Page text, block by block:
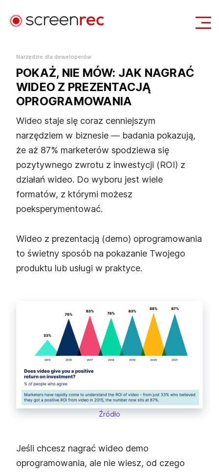
Zaloguj się Pobierz Za Darmo
Narzędzie dla deweloperów
POKAŻ, NIE MÓW: JAK NAGRAĆ
WIDEO Z PREZENTACJĄ
OPROGRAMOWANIA
Wideo staje się coraz cenniejszym
narzędziem w biznesie — badania pokazują,
że aż 87% marketerów spodziewa się
pozytywnego zwrotu z inwestycji (ROI) z
działań wideo. Do wyboru jest wiele
formatów, z którymi możesz
poeksperymentować.
Wideo z prezentacją (demo) oprogramowania
to świetny sposób na pokazanie Twojego
produktu lub usługi w praktyce.
Źródło
Jeśli chcesz nagrać wideo demo
oprogramowania, ale nie wiesz, od czego